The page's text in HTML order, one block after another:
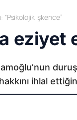
“Psikolojik işkence”
ihlal